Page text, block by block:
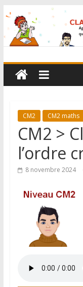
CM2 CM2 maths
CM2 >
l’ordre
8 novembre 2024